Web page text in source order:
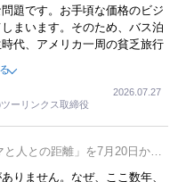
題です。お手頃な価格のビジ
まいます。そのため、バス泊
代、アメリカ一周の貧乏旅行
でした。夕方から夜の便を利
だし、若いからできたことで
青森に行ったと聞くと、疲れ
ーリンクス取締役
2026.07.27
人との距離」を7月20日から
りません。なぜ、ここ数年、